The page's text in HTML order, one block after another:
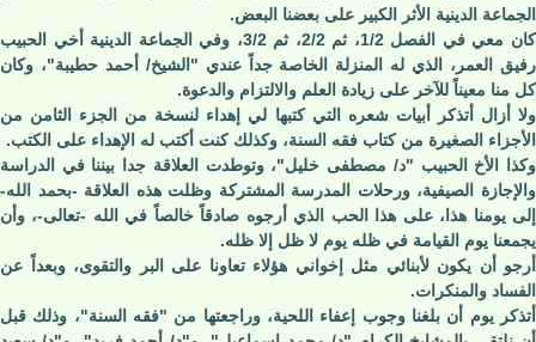
الجماعة الدينية الأثر الكبير على بعضنا البعض.
كان معي في الفصل 1/2، ثم 2/2، ثم 3/2، وفي الجماعة الدينية أخي الحبيب
رفيق العمر، الذي له المنزلة الخاصة جداً عندي "الشيخ/ أحمد حطيبة"، وكان
كل منا معيناً للآخر على زيادة العلم والالتزام والدعوة.
ولا أزال أتذكر أبيات شعره التي كتبها لي إهداء لنسخة من الجزء الثامن من
الأجزاء الصغيرة من كتاب فقه السنة، وكذلك كنت أكتب له الإهداء على الكتب.
وكذا الأخ الحبيب "د/ مصطفى خليل"، وتوطدت العلاقة جدا بيننا في الدراسة
والإجازة الصيفية، ورحلات المدرسة المشتركة وظلت هذه العلاقة -بحمد الله-
إلى يومنا هذا، على هذا الحب الذي أرجوه صادقاً خالصاً في الله -تعالى-، وأن
يجمعنا يوم القيامة في ظله يوم لا ظل إلا ظله.
أرجو أن يكون لأبنائي مثل إخواني هؤلاء تعاونا على البر والتقوى، وبعداً عن
الفساد والمنكرات.
أتذكر يوم أن بلغنا وجوب إعفاء اللحية، وراجعتها من "فقه السنة"، وذلك قبل